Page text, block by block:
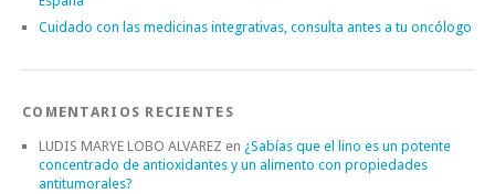
Cuidado con las medicinas integrativas, consulta antes a tu oncólogo
COMENTARIOS RECIENTES
LUDIS MARYE LOBO ALVAREZ en ¿Sabías que el lino es un potente
concentrado de antioxidantes y un alimento con propiedades
antitumorales?